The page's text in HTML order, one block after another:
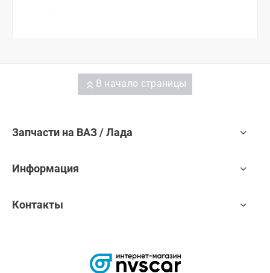
В начало страницы
Запчасти на ВАЗ / Лада
Информация
Контакты